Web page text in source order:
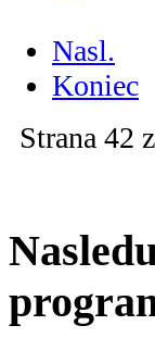
Nasl.
Koniec
Strana 42